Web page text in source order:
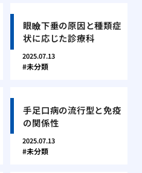
眼瞼下垂の原因と種類症
状に応じた診療科
2025.07.13
未分類
手足口病の流行型と免疫
の関係性
2025.07.13
未分類